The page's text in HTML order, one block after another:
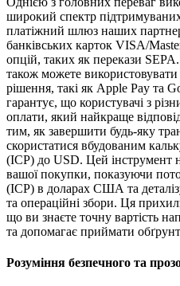
широкий спектр
платіжний шлюз наших
банківських карток VISA/
опцій, таких як перекази
також можете використовувати
рішення, такі як Apple Pay та
гарантує, що користувачі з
оплати, який найкраще
тим, як завершити будь-яку
скористатися вбудованим
(ICP) до USD. Цей інструмент
вашої покупки, показуючи
(ICP) в доларах США та
та операційні збори. Ця
що ви знаєте точну вартість
та допомагає приймати
Розуміння безпечного та